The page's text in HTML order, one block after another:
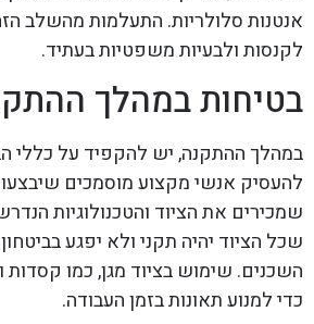
אנטנות סלולריות. התעלמות מהשלב
לקנסות ולבעיות משפטיות בעתיד.
בטיחות במהלך
במהלך ההתקנה, יש להקפיד על כללי
להעסיק אנשי מקצוע מוסמכים
שמכירים את הציוד והטכנולוגיות
שכל הציוד יהיה תקני ולא יפגע
השכנים. שימוש בציוד מגן, כמו קסדות
כדי למנוע תאונות בזמן העבודה.